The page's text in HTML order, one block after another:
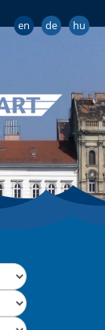
hu
de
en